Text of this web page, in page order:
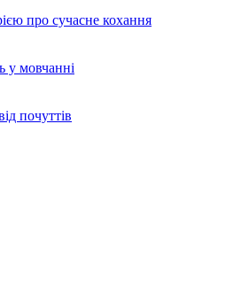
про сучасне кохання
у мовчанні
почуттів